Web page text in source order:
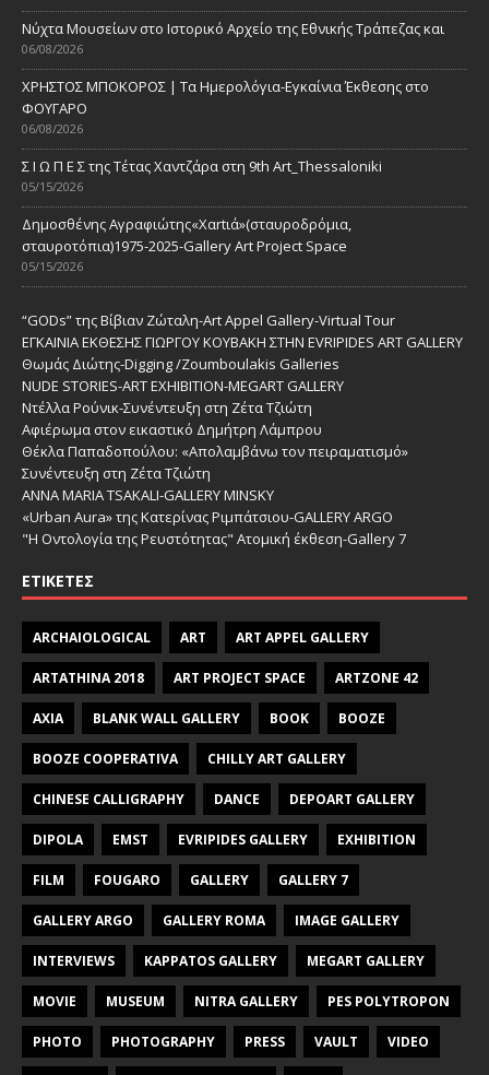
Νύχτα Μουσείων στο Ιστορικό Αρχείο της Εθνικής Τράπεζας και
06/08/2026
ΧΡΗΣΤΟΣ ΜΠΟΚΟΡΟΣ | Τα Ημερολόγια-Εγκαίνια Έκθεσης στο
ΦΟΥΓΑΡΟ
06/08/2026
Σ Ι Ω Π Ε Σ της Τέτας Χαντζάρα στη 9th Art_Thessaloniki
05/15/2026
Δημοσθένης Αγραφιώτης«Xαrtιά»(σταυροδρόμια,
σταυροτόπια)1975-2025-Gallery Art Project Space
05/15/2026
“GODs” της Βίβιαν Ζώταλη-Art Appel Gallery-Virtual Tour
ΕΓΚΑΙΝΙΑ ΕΚΘΕΣΗΣ ΓΙΩΡΓΟΥ ΚΟΥΒΑΚΗ ΣΤΗΝ EVRIPIDES ART GALLERY
Θωμάς Διώτης-Digging /Zoumboulakis Galleries
NUDE STORIES-ΑRT EXHIBITION-MEGART GALLERY
Ντέλλα Ρούνικ-Συνέντευξη στη Ζέτα Τζιώτη
Αφιέρωμα στον εικαστικό Δημήτρη Λάμπρου
Θέκλα Παπαδοπούλου: «Απολαμβάνω τον πειραματισμό»
Συνέντευξη στη Ζέτα Τζιώτη
ANNA MARIA TSAKALI-GALLERY MINSKY
«Urban Aura» της Κατερίνας Ριμπάτσιου-GALLERY ARGO
"Η Οντολογία της Ρευστότητας" Ατομική έκθεση-Gallery 7
ΕΤΙΚΈΤΕΣ
ARCHAIOLOGICAL ART ART APPEL GALLERY
ARTATHINA 2018 ART PROJECT SPACE ARTZONE 42
AXIA BLANK WALL GALLERY BOOK BOOZE
BOOZE COOPERATIVA CHILLY ART GALLERY
CHINESE CALLIGRAPHY DANCE DEPOART GALLERY
DIPOLA EMST EVRIPIDES GALLERY EXHIBITION
FILM FOUGARO GALLERY GALLERY 7
GALLERY ARGO GALLERY ROMA IMAGE GALLERY
INTERVIEWS KAPPATOS GALLERY MEGART GALLERY
MOVIE MUSEUM NITRA GALLERY PES POLYTROPON
PHOTO PHOTOGRAPHY PRESS VAULT VIDEO